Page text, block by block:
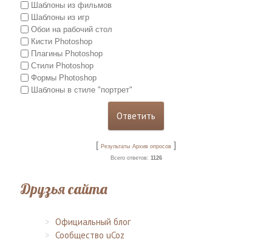
Шаблоны из фильмов
Шаблоны из игр
Обои на рабочий стол
Кисти Photoshop
Плагины Photoshop
Стили Photoshop
Формы Photoshop
Шаблоны в стиле "портрет"
[ Результаты Архив опросов ]
Всего ответов: 1126
Друзья сайта
Официальный блог
Сообщество uCoz